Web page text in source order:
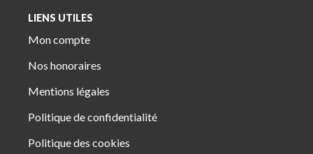
LIENS UTILES
Mon compte
Nos honoraires
Mentions légales
Politique de confidentialité
Politique des cookies